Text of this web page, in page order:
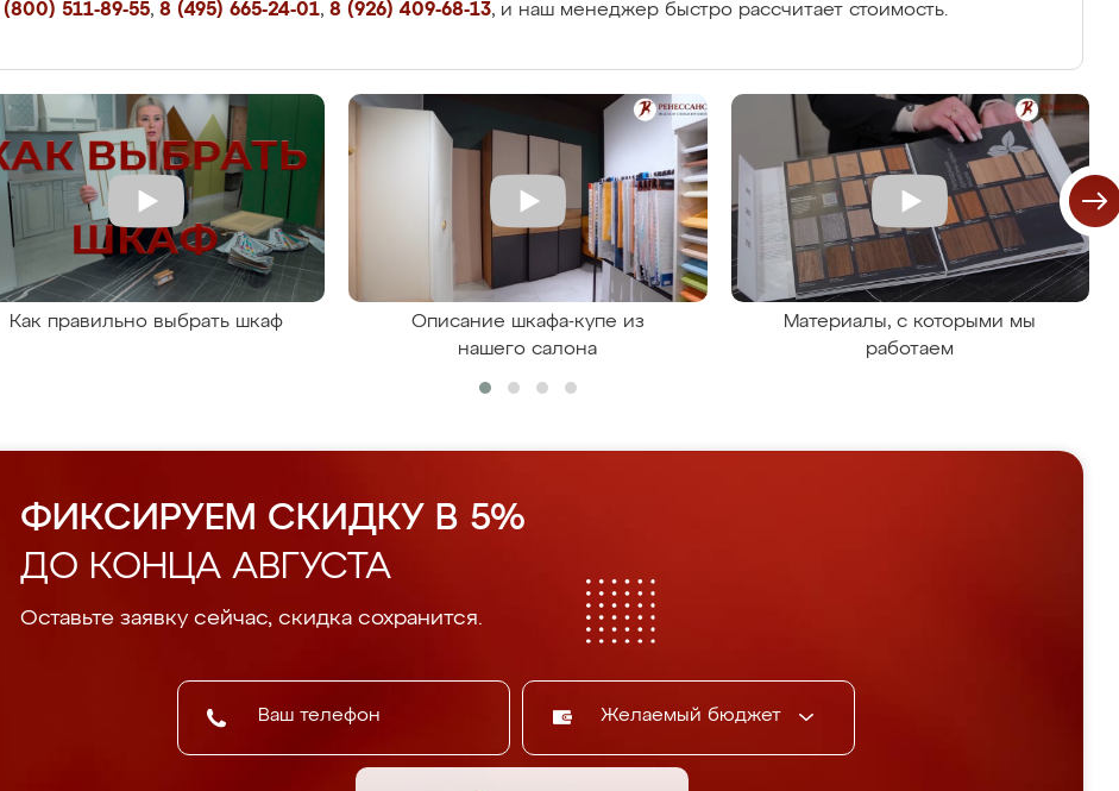
511-89-55, 8 (495) 665-24-01, 8 (926) 409-68-13, и наш менеджер быстро рассчитает стоимость.
Как правильно выбрать шкаф
Описание шкафа-купе из
нашего салона
Материалы, с которыми мы
работаем
ФИКСИРУЕМ СКИДКУ В 5%
ДО КОНЦА АВГУСТА
Оставьте заявку сейчас, скидка сохранится.
Желаемый бюджет